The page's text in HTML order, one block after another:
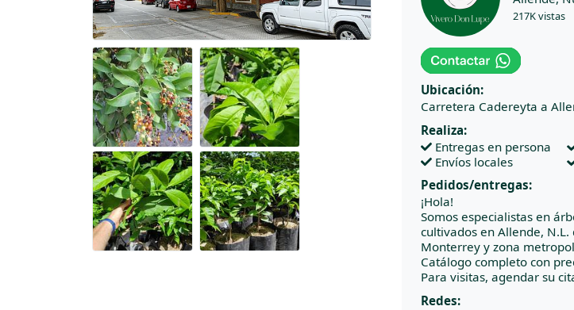
217K vistas
Ubicación:
Carretera Cadereyta a
Realiza:
Entregas en persona
Envíos locales
Pedidos/entregas:
¡Hola!
Somos especialistas en
cultivados en Allende,
Monterrey y zona
Catálogo completo con
Para visitas, agendar su
Redes: